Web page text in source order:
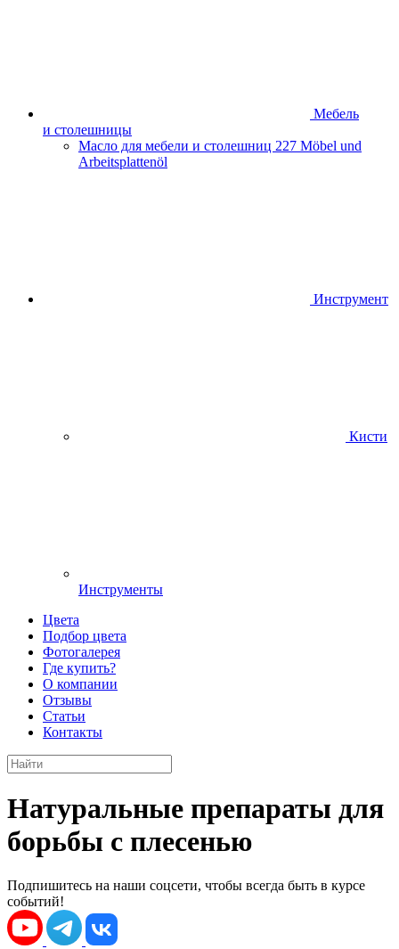
Мебель
и столешницы
Масло для мебели и столешниц 227 Möbel und
Arbeitsplattenöl
Инструмент
Кисти
Инструменты
Цвета
Подбор цвета
Фотогалерея
Где купить?
О компании
Отзывы
Статьи
Контакты
Натуральные препараты для
борьбы с плесенью
Подпишитесь на наши соцсети, чтобы всегда быть в курсе
событий!